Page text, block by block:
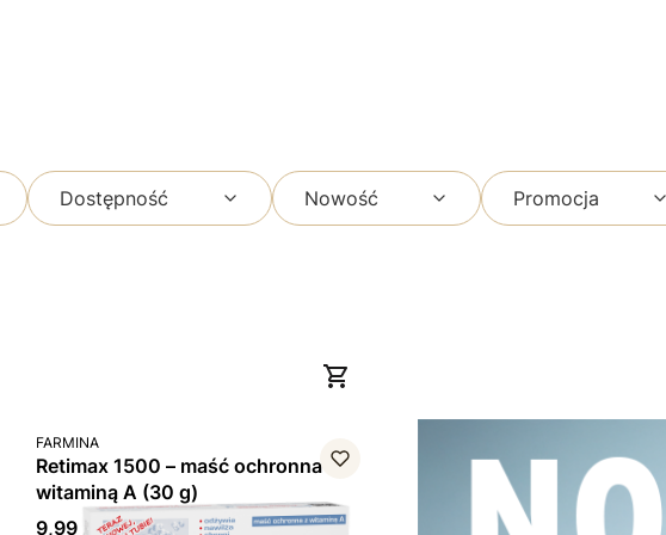
Dostępność Nowość Promocja
PRODUCENT
FARMINA
Retimax 1500 – maść ochronna z
witaminą A (30 g)
Cena
9,99 zł